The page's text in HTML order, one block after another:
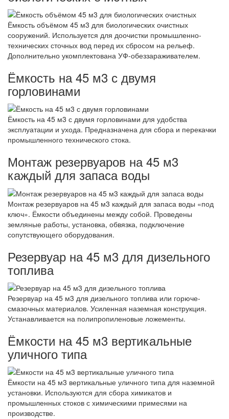
Ёмкость объёмом 45 м3 для биологических очистных
сооружений. Используется для доочистки промышленно-
технических сточных вод перед их сбросом на рельеф.
Дополнительно укомплектована УФ-обеззараживателем.
Ёмкость на 45 м3 с двумя
горловинами
Ёмкость на 45 м3 с двумя горловинами для удобства
эксплуатации и ухода. Предназначена для сбора и перекачки
промышленного технического стока.
Монтаж резервуаров на 45 м3
каждый для запаса воды
Монтаж резервуаров на 45 м3 каждый для запаса воды «под
ключ». Ёмкости объединены между собой. Проведены
земляные работы, установка, обвязка, подключение
сопутствующего оборудования.
Резервуар на 45 м3 для дизельного
топлива
Резервуар на 45 м3 для дизельного топлива или горюче-
смазочных материалов. Усиленная наземная конструкция.
Устанавливается на полипропиленовые ложементы.
Ёмкости на 45 м3 вертикальные
уличного типа
Ёмкости на 45 м3 вертикальные уличного типа для наземной
установки. Используются для сбора химикатов и
промышленных стоков с химическими примесями на
производстве.